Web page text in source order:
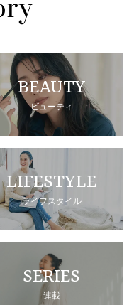
BEAUTY
ビューティ
LIFESTYLE
ライフスタイル
SERIES
連載